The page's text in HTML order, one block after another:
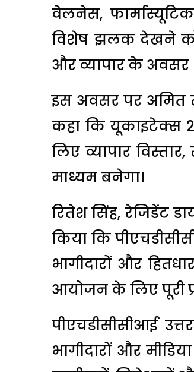
वेलनेस,
विशेष झलक देखने को
और व्यापार के अवसर
इस अवसर पर अमित
कहा कि यूकाइटेक्स
लिए व्यापार
माध्यम बनेगा।
रितेश सिंह, रेजिडेंट
किया कि
भागीदारों और
आयोजन के लिए पूरी
पीएचडीसीसीआई
भागीदारों और